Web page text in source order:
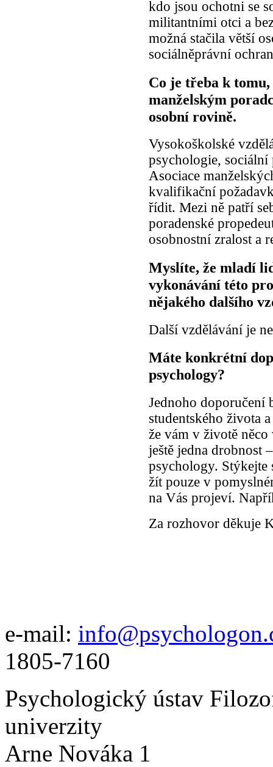
kdo jsou ochotni se
militantními otci a
možná stačila větší
sociálněprávní
Co je třeba k
manželským
osobní rovině.
Vysokoškolské
psychologie, sociální
Asociace
kvalifikační
řídit. Mezi ně patří
poradenské
osobnostní zralost a
Myslíte, že mladí
vykonávání této
nějakého dalšího
Další vzdělávání je
Máte konkrétní
psychology?
Jednoho doporučení
studentského života
že vám v životě
ještě jedna drobnost
psychology. Stýkejte
žít pouze v
na Vás projeví.
Za rozhovor děkuje
e-mail:
1805-7160
Psychologický ústav
univerzity
Arne Nováka 1